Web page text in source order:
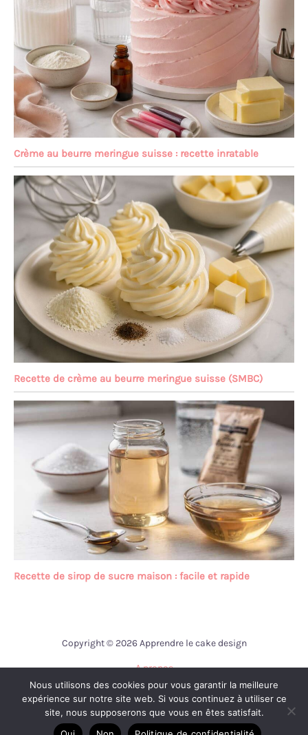
Crème au beurre meringue suisse : recette inratable
Recette de crème au beurre meringue suisse (SMBC)
Recette de sirop de sucre maison : facile et rapide
Copyright © 2026 Apprendre le cake design
A propos
Contact
Mentions légales
Politique de confidentialité
Nous utilisons des cookies pour vous garantir la meilleure
expérience sur notre site web. Si vous continuez à utiliser ce
site, nous supposerons que vous en êtes satisfait.